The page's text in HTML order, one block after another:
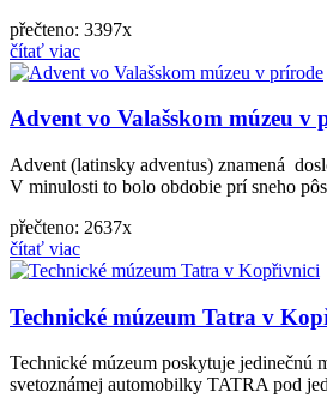
přečteno: 3397x
čítať viac
Advent vo Valašskom múzeu v
Advent (latinsky adventus) znamená
V minulosti to bolo obdobie prí sneho
přečteno: 2637x
čítať viac
Technické múzeum Tatra v
Technické múzeum poskytuje jedinečnú
svetoznámej automobilky TATRA pod